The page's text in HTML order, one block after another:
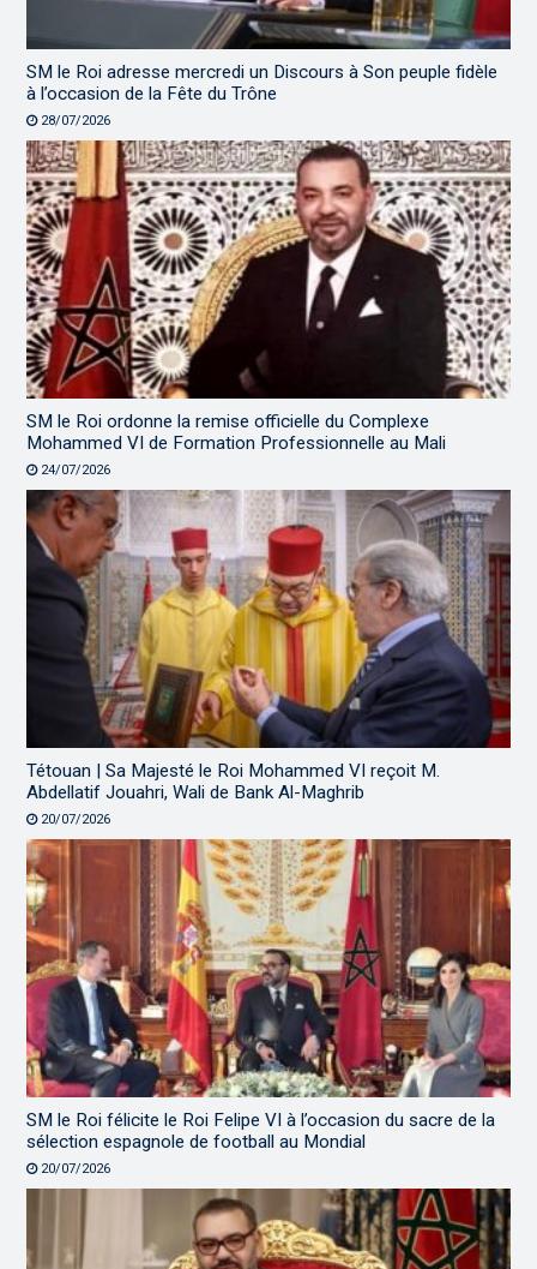
SM le Roi adresse mercredi un Discours à Son peuple fidèle
à l’occasion de la Fête du Trône
28/07/2026
SM le Roi ordonne la remise officielle du Complexe
Mohammed VI de Formation Professionnelle au Mali
24/07/2026
Tétouan | Sa Majesté le Roi Mohammed VI reçoit M.
Abdellatif Jouahri, Wali de Bank Al-Maghrib
20/07/2026
SM le Roi félicite le Roi Felipe VI à l’occasion du sacre de la
sélection espagnole de football au Mondial
20/07/2026